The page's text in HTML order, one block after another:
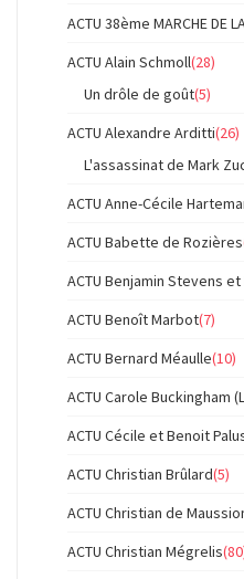
ACTU 38ème MARCHE DE
ACTU Alain Schmoll(28)
Un drôle de goût(5)
ACTU Alexandre Arditti(26)
L'assassinat de Mark
ACTU Anne-Cécile
ACTU Babette de Rozières
ACTU Benjamin Stevens
ACTU Benoît Marbot(7)
ACTU Bernard Méaulle(10)
ACTU Carole Buckingham
ACTU Cécile et Benoit
ACTU Christian Brûlard(5)
ACTU Christian de
ACTU Christian Mégrelis